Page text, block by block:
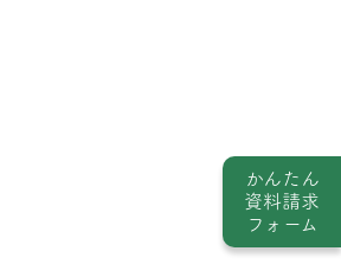
かんたん
資料請求
フォーム